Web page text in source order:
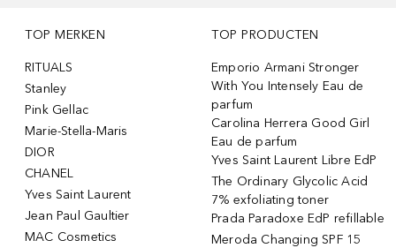
TOP MERKEN
RITUALS
Stanley
Pink Gellac
Marie-Stella-Maris
DIOR
CHANEL
Yves Saint Laurent
Jean Paul Gaultier
MAC Cosmetics
TOP PRODUCTEN
Emporio Armani Stronger
With You Intensely Eau de
parfum
Carolina Herrera Good Girl
Eau de parfum
Yves Saint Laurent Libre EdP
The Ordinary Glycolic Acid
7% exfoliating toner
Prada Paradoxe EdP refillable
Meroda Changing SPF 15